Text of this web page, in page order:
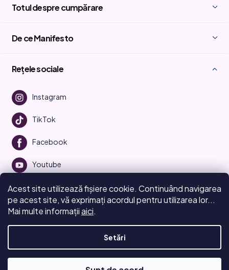
Acest site utilizează fișiere cookie. Continuând navigarea
pe acest site, vă exprimați acordul pentru utilizarea lor...
Mai multe informațiiaici.
Setări
Totul despre cumpărare
De ce Manifesto
Rețele sociale
Instagram
TikTok
Facebook
Youtube
Creat de Shoptet
Drepturi de autor 2026Beauty Manifesto. Toate drepturile